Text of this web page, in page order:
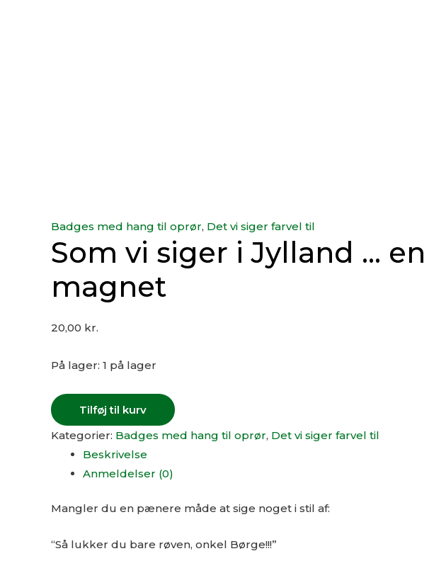
Badges med hang til oprør, Det vi siger farvel til
Som vi siger i Jylland … en
magnet
20,00 kr.
På lager: 1 på lager
Tilføj til kurv
Kategorier: Badges med hang til oprør, Det vi siger farvel til
Beskrivelse
Anmeldelser (0)
Mangler du en pænere måde at sige noget i stil af:
“Så lukker du bare røven, onkel Børge!!!”